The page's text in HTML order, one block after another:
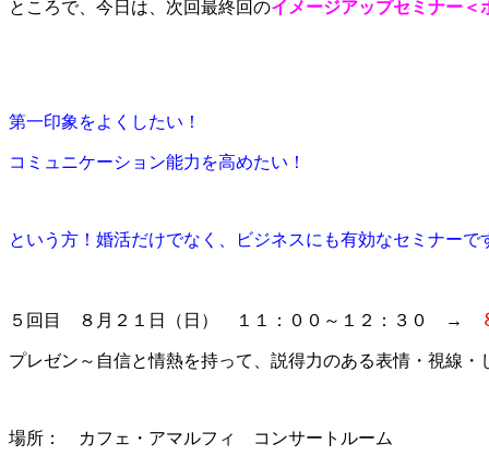
ところで、今日は、次回最終回のイメージアップセミナー＜
第一印象をよくしたい！
コミュニケーション能力を高めたい！
という方！婚活だけでなく、ビジネスにも有効なセミナーで
５回目 ８月２１日（日） １１：００～１２：３０ →
プレゼン～自信と情熱を持って、説得力のある表情・視線・
場所： カフェ・アマルフィ コンサートルーム